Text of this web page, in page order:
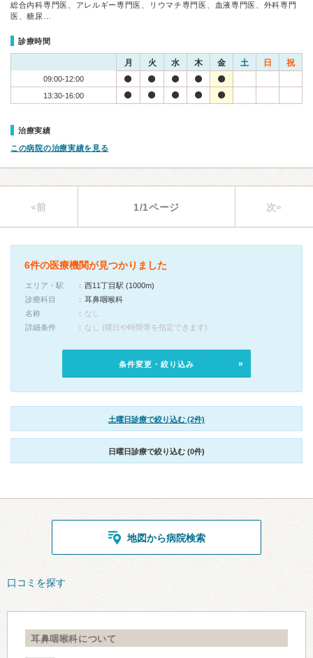
総合内科専門医、アレルギー専門医、リウマチ専門医、血液専門医、外科専門
医、糖尿…
診療時間
月 火 水 木 金 土 日 祝
09:00-12:00
13:30-16:00
治療実績
この病院の治療実績を見る
«前 1/1ページ 次»
6件の医療機関が見つかりました
エリア・駅
西11丁目駅 (1000m)
診療科目
耳鼻咽喉科
名称
なし
詳細条件
なし (曜日や時間帯を指定できます)
条件変更・絞り込み
土曜日診療で絞り込む (2件)
日曜日診療で絞り込む (0件)
地図から病院検索
口コミを探す
耳鼻咽喉科について